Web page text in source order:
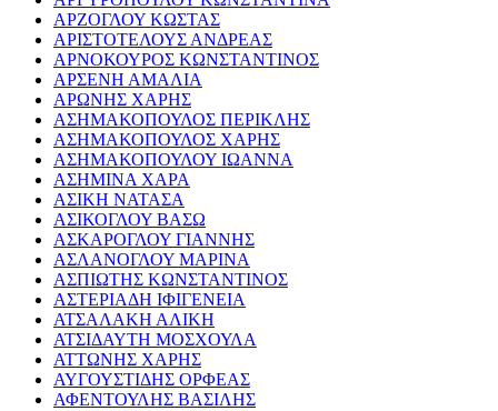
ΑΡΖΟΓΛΟΥ ΚΩΣΤΑΣ
ΑΡΙΣΤΟΤΕΛΟΥΣ ΑΝΔΡΕΑΣ
ΑΡΝΟΚΟΥΡΟΣ ΚΩΝΣΤΑΝΤΙΝΟΣ
ΑΡΣΕΝΗ ΑΜΑΛΙΑ
ΑΡΩΝΗΣ ΧΑΡΗΣ
ΑΣΗΜΑΚΟΠΟΥΛΟΣ ΠΕΡΙΚΛΗΣ
ΑΣΗΜΑΚΟΠΟΥΛΟΣ ΧΑΡΗΣ
ΑΣΗΜΑΚΟΠΟΥΛΟΥ ΙΩΑΝΝΑ
ΑΣΗΜΙΝΑ ΧΑΡΑ
ΑΣΙΚΗ ΝΑΤΑΣΑ
ΑΣΙΚΟΓΛΟΥ ΒΑΣΩ
ΑΣΚΑΡΟΓΛΟΥ ΓΙΑΝΝΗΣ
ΑΣΛΑΝΟΓΛΟΥ ΜΑΡΙΝΑ
ΑΣΠΙΩΤΗΣ ΚΩΝΣΤΑΝΤΙΝΟΣ
ΑΣΤΕΡΙΑΔΗ ΙΦΙΓΕΝΕΙΑ
ΑΤΣΑΛΑΚΗ ΑΛΙΚΗ
ΑΤΣΙΔΑΥΤΗ ΜΟΣΧΟΥΛΑ
ΑΤΤΩΝΗΣ ΧΑΡΗΣ
ΑΥΓΟΥΣΤΙΔΗΣ ΟΡΦΕΑΣ
ΑΦΕΝΤΟΥΛΗΣ ΒΑΣΙΛΗΣ